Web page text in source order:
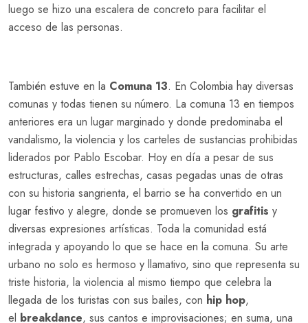
luego se hizo una escalera de concreto para facilitar el
acceso de las personas.
También estuve en la Comuna 13. En Colombia hay diversas
comunas y todas tienen su número. La comuna 13 en tiempos
anteriores era un lugar marginado y donde predominaba el
vandalismo, la violencia y los carteles de sustancias prohibidas
liderados por Pablo Escobar. Hoy en día a pesar de sus
estructuras, calles estrechas, casas pegadas unas de otras
con su historia sangrienta, el barrio se ha convertido en un
lugar festivo y alegre, donde se promueven los grafitis y
diversas expresiones artísticas. Toda la comunidad está
integrada y apoyando lo que se hace en la comuna. Su arte
urbano no solo es hermoso y llamativo, sino que representa su
triste historia, la violencia al mismo tiempo que celebra la
llegada de los turistas con sus bailes, con hip hop,
el breakdance, sus cantos e improvisaciones; en suma, una